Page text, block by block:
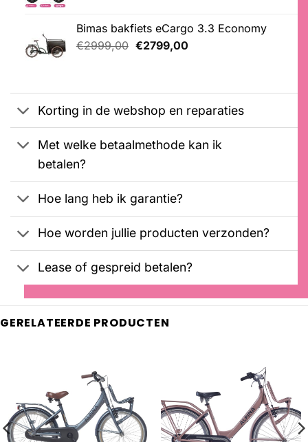
5.00
op 5
gebaseerd
op
klantbeoordeling
€2099,00.€1899,00.
Bimas bakfiets eCargo 3.3 Economy
€2999,00 Oorspronkelijke
€2799,00Huidige
Korting in de webshop en reparaties
Met welke betaalmethode kan ik
betalen?
Hoe lang heb ik garantie?
Hoe worden jullie producten verzonden?
Lease of gespreid betalen?
GERELATEERDE PRODUCTEN